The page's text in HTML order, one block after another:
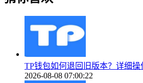
TP钱包如何退回旧版本？详细
2026-08-08 07:00:22